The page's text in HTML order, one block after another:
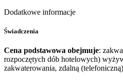
Dodatkowe informacje
Świadczenia
Cena podstawowa obejmuje:
rozpoczętych dób hotelowych)
zakwaterowania, zdalną